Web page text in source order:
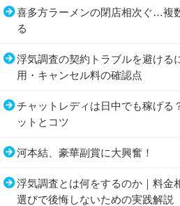
喜多方ラーメンの閉店相次ぐ…複
る
浮気調査の契約トラブルを避ける
用・キャンセル料の確認点
チャットレディは日中でも稼げる
ットとコツ
河本結、豪華副賞に大興奮！
浮気調査とは何をするのか｜料金
選びで後悔しないための実践解説